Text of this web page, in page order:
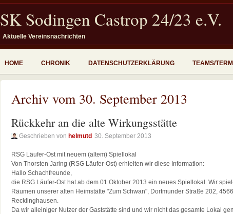
SK Sodingen Castrop 24/23 e.V.
Aktuelle Vereinsnachrichten
HOME CHRONIK DATENSCHUTZERKLÄRUNG TEAMS/
Archiv vom 30. September 2013
Rückkehr an die alte Wirkungsstätte
Geschrieben von helmutd 30. September 2013
RSG Läufer-Ost mit neuem (altem) Spiellokal
Von Thorsten Jaring (RSG Läufer-Ost) erhielten wir diese Information:
Hallo Schachfreunde,
die RSG Läufer-Ost hat ab dem 01.Oktober 2013 ein neues Spiellokal. Wir
Räumen unserer alten Heimstätte "Zum Schwan", Dortmunder Straße 202,
Recklinghausen.
Da wir alleiniger Nutzer der Gaststätte sind und wir nicht das gesamte Lokal